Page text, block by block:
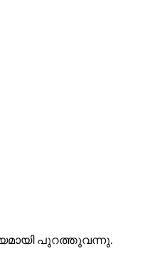
പുറത്തുവന്നു.